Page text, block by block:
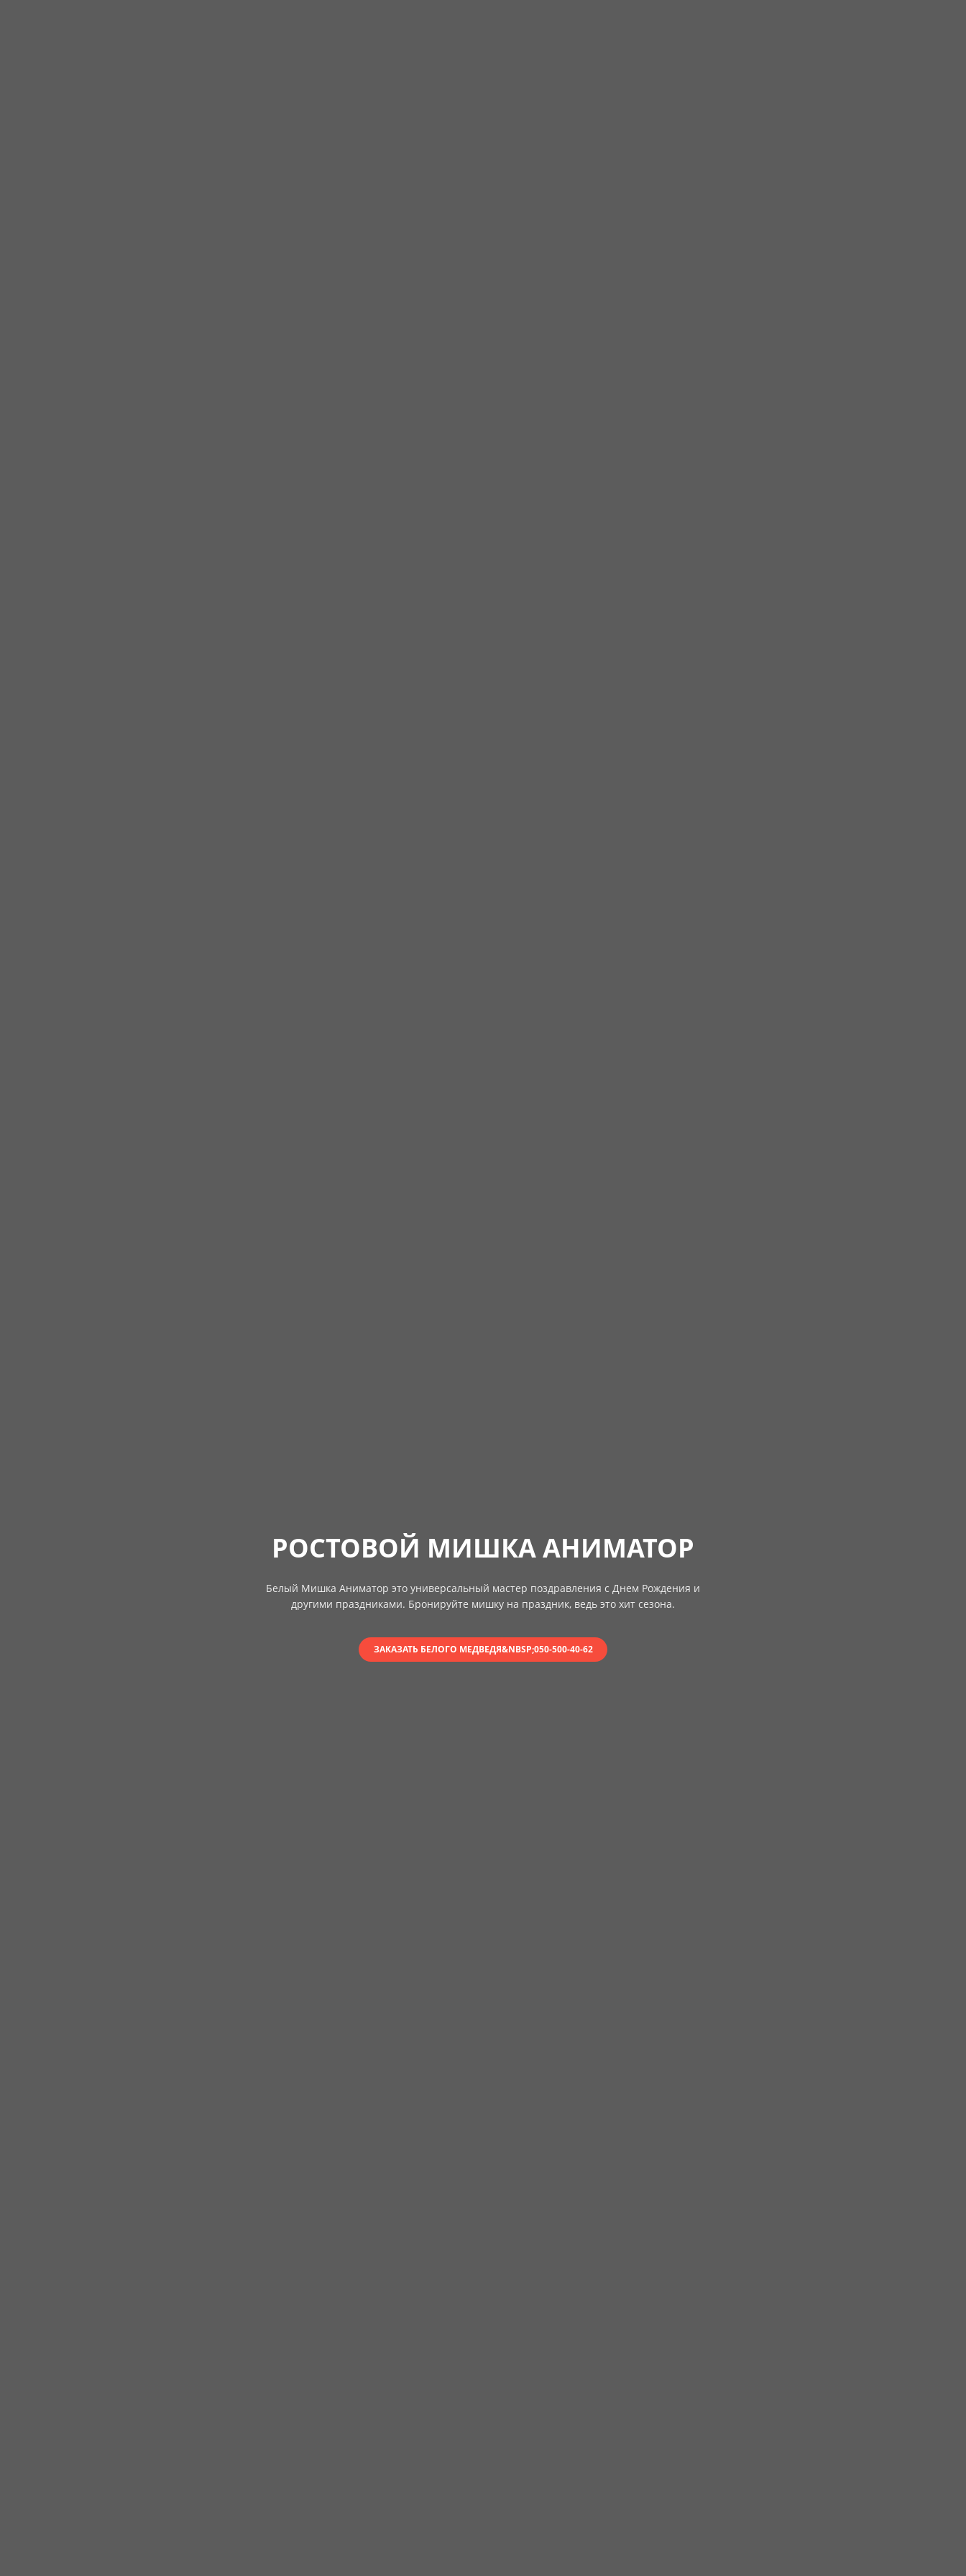
РОСТОВОЙ МИШКА АНИМАТОР
Белый Мишка Аниматор это универсальный мастер поздравления с Днем Рождения и
другими праздниками. Бронируйте мишку на праздник, ведь это хит сезона.
ЗАКАЗАТЬ БЕЛОГО МЕДВЕДЯ&NBSP;050-500-40-62